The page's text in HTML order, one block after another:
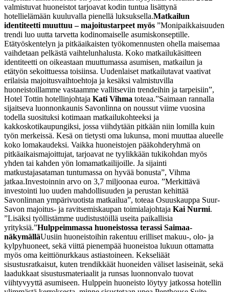
valmistuvat huoneistot tarjoavat kodin tuntua lisättynä
hotellielämään kuuluvalla pienellä luksuksella.Matkailun
identiteetti muuttuu – majoitustarpeet myös ”Monipaikkaisuuden
trendi luo uutta tarvetta kodinomaiselle asumiskonseptille.
Etätyöskentelyn ja pitkäaikaisten työkomennusten ohella maisemaa
vaihdetaan pelkästä vaihtelunhalusta. Koko matkailukäsitteen
identiteetti on oikeastaan muuttumassa asumisen, matkailun ja
etätyön sekoittuessa toisiinsa. Uudenlaiset matkailutavat vaativat
erilaisia majoitusvaihtoehtoja ja kesäksi valmistuvilla
huoneistoillamme vastaamme vallitseviin trendeihin ja tarpeisiin”,
Hotel Tottin hotellinjohtaja Kati Vihma toteaa.”Saimaan rannalla
sijaitseva luonnonkaunis Savonlinna on noussut viime vuosina
todella suosituksi kotimaan matkailukohteeksi ja
kakkoskotikaupungiksi, jossa viihdytään pitkään niin lomilla kuin
työn merkeissä. Kesä on tietysti oma lukunsa, moni muuttaa alueelle
koko lomakaudeksi. Vaikka huoneistojen pääkohderyhmä on
pitkäaikaismajoittujat, tarjoavat ne tyylikkään tukikohdan myös
yhden tai kahden yön lomamatkailijoille. Ja sijainti
matkustajasataman tuntumassa on hyvää bonusta”, Vihma
jatkaa.Investoinnin arvo on 3,7 miljoonaa euroa. ”Merkittävä
investointi luo uuden mahdollisuuden ja perustan kehittää
Savonlinnan ympärivuotista matkailua”, toteaa Osuuskauppa Suur-
Savon majoitus- ja ravitsemiskaupan toimialajohtaja Kai Nurmi.
”Lisäksi työllistämme uudistustöillä useita paikallisia
yrityksiä.”Hulppeimmassa huoneistossa terassi Saimaa-
näkymälläUusiin huoneistoihin rakentuu erilliset makuu-, olo- ja
kylpyhuoneet, sekä viittä pienempää huoneistoa lukuun ottamatta
myös oma keittiönurkkaus astiastoineen. Kekseliäät
sisustusratkaisut, kuten trendikkäät huoneiden väliset lasiseinät, sekä
laadukkaat sisustusmateriaalit ja runsas luonnonvalo tuovat
viihtyvyyttä asumiseen. Hulppein huoneisto löytyy jatkossa hotellin